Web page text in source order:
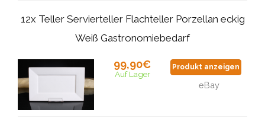
12x Teller Servierteller Flachteller Porzellan eckig
Weiß Gastronomiebedarf
99,90€
Auf Lager
Produkt anzeigen
eBay